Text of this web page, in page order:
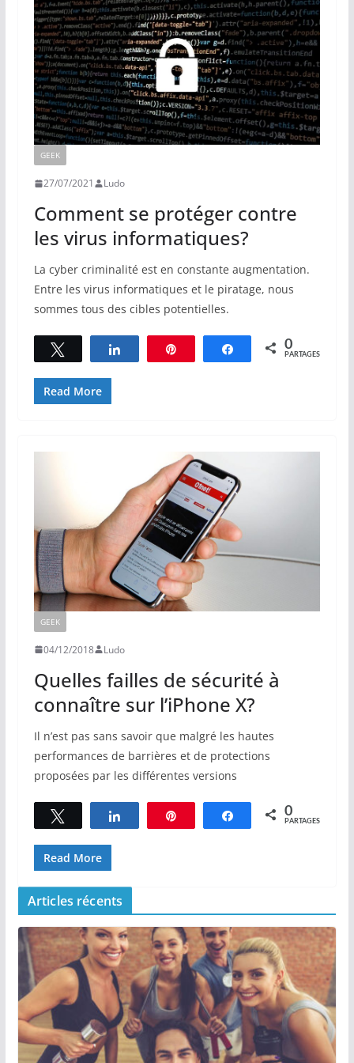
GEEK
27/07/2021 Ludo
Comment se protéger contre
les virus informatiques?
La cyber criminalité est en constante augmentation.
Entre les virus informatiques et le piratage, nous
sommes tous des cibles potentielles.
Tweetez Partagez Épingle Partagez0
PARTAGES
Read More
GEEK
04/12/2018 Ludo
Quelles failles de sécurité à
connaître sur l’iPhone X?
Il n’est pas sans savoir que malgré les hautes
performances de barrières et de protections
proposées par les différentes versions
Tweetez Partagez Épingle Partagez0
PARTAGES
Read More
Articles récents